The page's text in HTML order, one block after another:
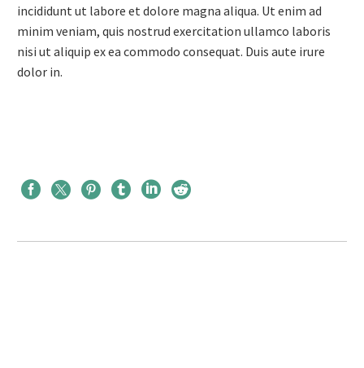
incididunt ut labore et dolore magna aliqua. Ut enim ad
minim veniam, quis nostrud exercitation ullamco laboris
nisi ut aliquip ex ea commodo consequat. Duis aute irure
dolor in.